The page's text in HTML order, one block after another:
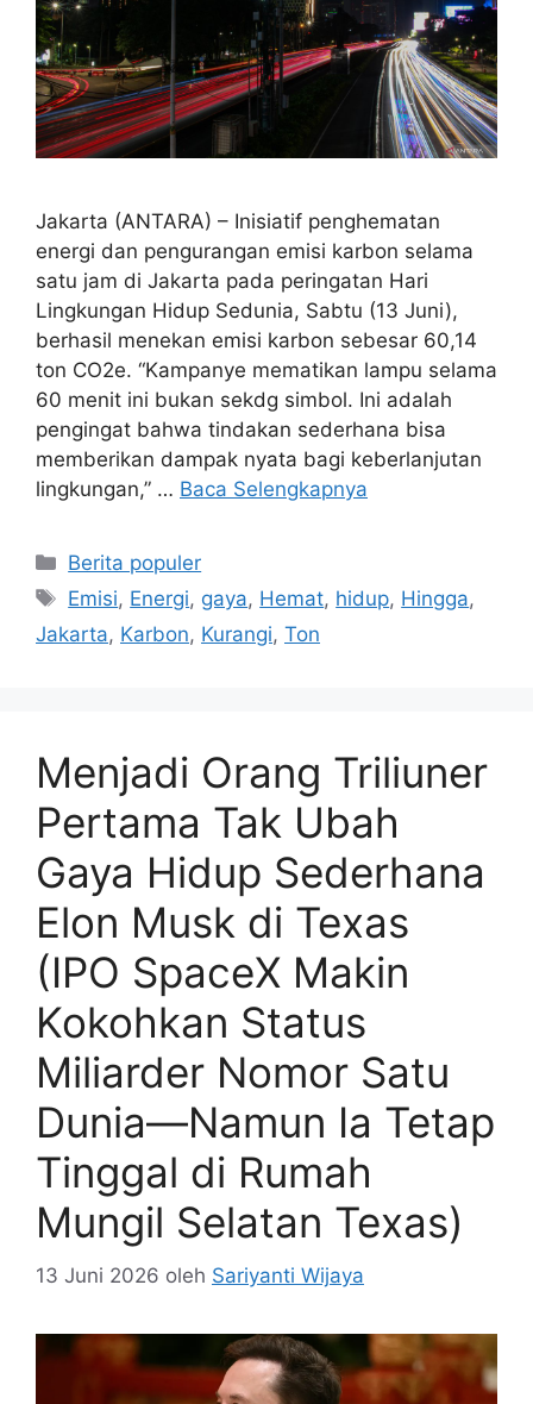
Jakarta (ANTARA) – Inisiatif penghematan
energi dan pengurangan emisi karbon selama
satu jam di Jakarta pada peringatan Hari
Lingkungan Hidup Sedunia, Sabtu (13 Juni),
berhasil menekan emisi karbon sebesar 60,14
ton CO2e. “Kampanye mematikan lampu selama
60 menit ini bukan sekdg simbol. Ini adalah
pengingat bahwa tindakan sederhana bisa
memberikan dampak nyata bagi keberlanjutan
lingkungan,” … Baca Selengkapnya
Kategori
Berita populer
Tag
Emisi, Energi, gaya, Hemat, hidup, Hingga,
Jakarta, Karbon, Kurangi, Ton
Menjadi Orang Triliuner
Pertama Tak Ubah
Gaya Hidup Sederhana
Elon Musk di Texas
(IPO SpaceX Makin
Kokohkan Status
Miliarder Nomor Satu
Dunia—Namun Ia Tetap
Tinggal di Rumah
Mungil Selatan Texas)
13 Juni 2026 oleh Sariyanti Wijaya